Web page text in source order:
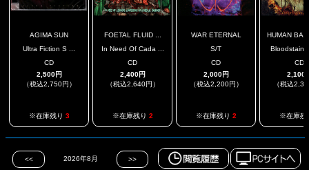
AGIMA SUN
Ultra Fiction S ...
CD
2,500円
（税込2,750円）
※在庫残り 3
FOETAL FLUID ...
In Need Of Cada ...
CD
2,400円
（税込2,640円）
※在庫残り 2
WAR ETERNAL
S/T
CD
2,000円
（税込2,200円）
※在庫残り 2
HUMAN
CD
2,100
（税込
※在庫残